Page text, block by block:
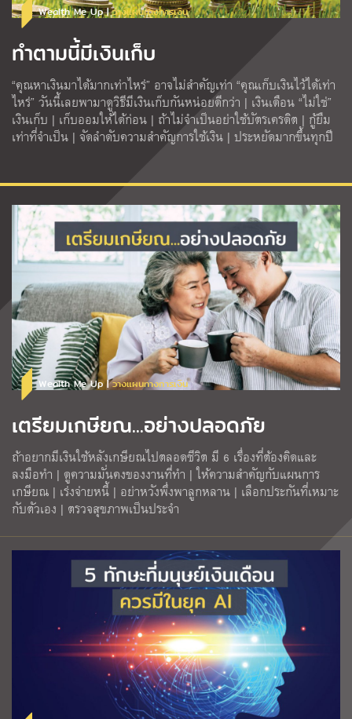
Wealth Me Up |วางแผนทางการเงิน
ทำตามนี้มีเงินเก็บ
“คุณหาเงินมาได้มากเท่าไหร่” อาจไม่สำคัญเท่า “คุณเก็บเงินไว้ได้เท่า
ไหร่” วันนี้เลยพามาดูวิธีมีเงินเก็บกันหน่อยดีกว่า | เงินเดือน “ไม่ใช่”
เงินเก็บ | เก็บออมให้ได้ก่อน | ถ้าไม่จำเป็นอย่าใช้บัตรเครดิต | กู้ยืม
เท่าที่จำเป็น | จัดลำดับความสำคัญการใช้เงิน | ประหยัดมากขึ้นทุกปี
Wealth Me Up |วางแผนทางการเงิน
เตรียมเกษียณ...อย่างปลอดภัย
ถ้าอยากมีเงินใช้หลังเกษียณไปตลอดชีวิต มี 6 เรื่องที่ต้องคิดและ
ลงมือทำ | ดูความมั่นคงของงานที่ทำ | ให้ความสำคัญกับแผนการ
เกษียณ | เร่งจ่ายหนี้ | อย่าหวังพึ่งพาลูกหลาน | เลือกประกันที่เหมาะ
กับตัวเอง | ตรวจสุขภาพเป็นประจำ